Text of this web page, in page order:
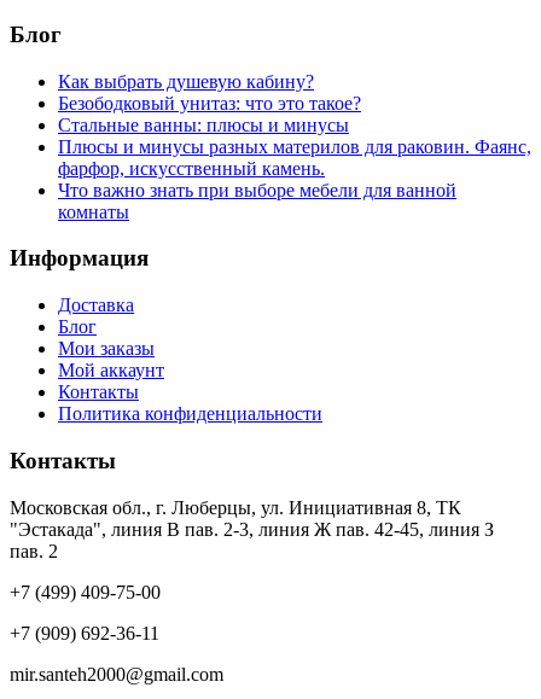
Блог
Как выбрать душевую кабину?
Безободковый унитаз: что это такое?
Стальные ванны: плюсы и минусы
Плюсы и минусы разных материлов для раковин. Фаянс,
фарфор, искусственный камень.
Что важно знать при выборе мебели для ванной
комнаты
Информация
Доставка
Блог
Мои заказы
Мой аккаунт
Контакты
Политика конфиденциальности
Контакты
Московская обл., г. Люберцы, ул. Инициативная 8, ТК
"Эстакада", линия В пав. 2-3, линия Ж пав. 42-45, линия З
пав. 2
+7 (499) 409-75-00
+7 (909) 692-36-11
mir.santeh2000@gmail.com